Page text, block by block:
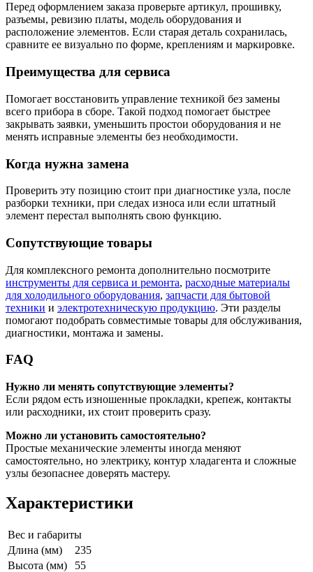
Перед оформлением заказа проверьте артикул, прошивку,
разъемы, ревизию платы, модель оборудования и
расположение элементов. Если старая деталь сохранилась,
сравните ее визуально по форме, креплениям и маркировке.
Преимущества для сервиса
Помогает восстановить управление техникой без замены
всего прибора в сборе. Такой подход помогает быстрее
закрывать заявки, уменьшить простои оборудования и не
менять исправные элементы без необходимости.
Когда нужна замена
Проверить эту позицию стоит при диагностике узла, после
разборки техники, при следах износа или если штатный
элемент перестал выполнять свою функцию.
Сопутствующие товары
Для комплексного ремонта дополнительно посмотрите
инструменты для сервиса и ремонта, расходные материалы
для холодильного оборудования, запчасти для бытовой
техники и электротехническую продукцию. Эти разделы
помогают подобрать совместимые товары для обслуживания,
диагностики, монтажа и замены.
FAQ
Нужно ли менять сопутствующие элементы?
Если рядом есть изношенные прокладки, крепеж, контакты
или расходники, их стоит проверить сразу.
Можно ли установить самостоятельно?
Простые механические элементы иногда меняют
самостоятельно, но электрику, контур хладагента и сложные
узлы безопаснее доверять мастеру.
Характеристики
Вес и габариты
Длина (мм)
235
Высота (мм)
55